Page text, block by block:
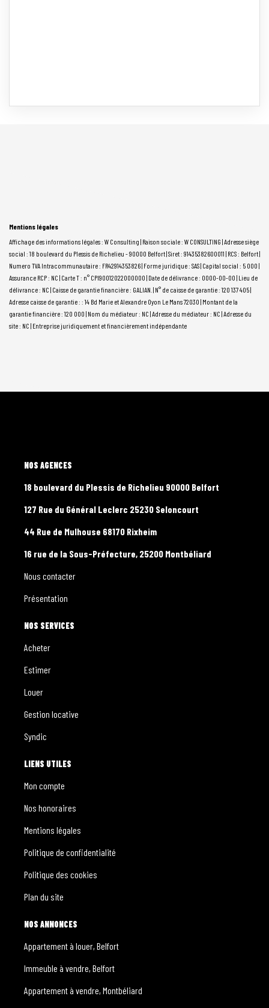
Mentions légales
Affichage des informations légales : W Consulting | Raison sociale : W CONSULTING | Adresse siège
social : 18 boulevard du Plessis de Richelieu - 90000 Belfort | Siret : 91435382600011 | RCS : Belfort |
Numero TVA Intracommunautaire : FR42914353826 | Forme juridique : SAS | Capital social : 5 000 |
Assurance RCP : NC | Carte T : n° CPI90012022000000 | Date de délivrance : 0000-00-00 | Lieu de
délivrance : NC | Caisse de garantie financière : GALIAN. | N° de caisse de garantie : 120 137 405 |
Adresse caisse de garantie : : 14 Bd Marie et Alexandre Oyon Le Mans 72030 | Montant de la
garantie financière : 120 000 | Nom du médiateur : NC | Adresse du médiateur : NC | Adresse du
site : NC | Entreprise juridiquement et financièrement indépendante
L'AGENCE
18 boulevard du Plessis de Richelieu 90000 Belfort
127 Rue du Général Leclerc 25230 Seloncourt
44 Rue de Mulhouse 68170 Rixheim
16 rue de la Sous-Préfecture, 25200 Montbéliard
Nous contacter
Présentation
NOS SERVICES
Acheter
Estimer
Louer
Gestion locative
Syndic
LIENS UTILES
Mon compte
Nos honoraires
Mentions légales
Politique de confidentialité
Politique des cookies
Plan du site
NOS ANNONCES
Appartement à louer, Belfort
Immeuble à vendre, Belfort
Appartement à vendre, Montbéliard